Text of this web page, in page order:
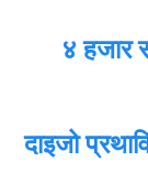
४ हजार
दाइजो